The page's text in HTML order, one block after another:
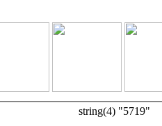
string(4) "5719"